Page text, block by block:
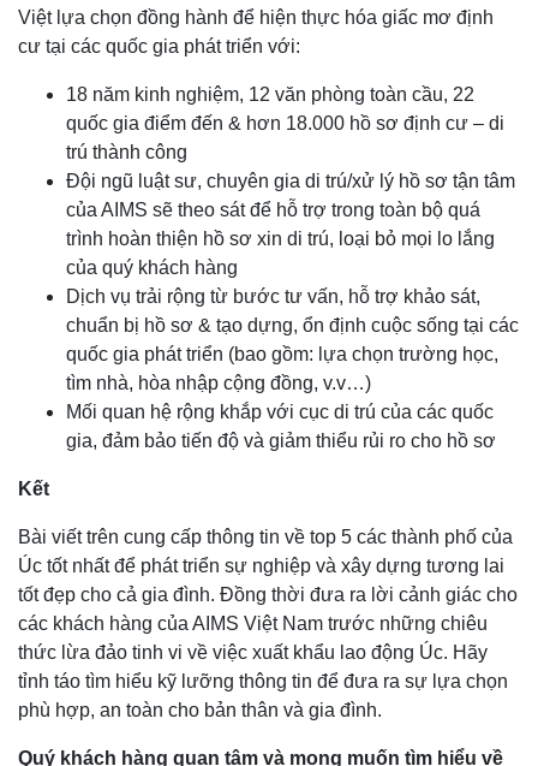
Việt lựa chọn đồng hành để hiện thực hóa giấc mơ định
cư tại các quốc gia phát triển với:
18 năm kinh nghiệm, 12 văn phòng toàn cầu, 22
quốc gia điểm đến & hơn 18.000 hồ sơ định cư – di
trú thành công
Đội ngũ luật sư, chuyên gia di trú/xử lý hồ sơ tận tâm
của AIMS sẽ theo sát để hỗ trợ trong toàn bộ quá
trình hoàn thiện hồ sơ xin di trú, loại bỏ mọi lo lắng
của quý khách hàng
Dịch vụ trải rộng từ bước tư vấn, hỗ trợ khảo sát,
chuẩn bị hồ sơ & tạo dựng, ổn định cuộc sống tại các
quốc gia phát triển (bao gồm: lựa chọn trường học,
tìm nhà, hòa nhập cộng đồng, v.v…)
Mối quan hệ rộng khắp với cục di trú của các quốc
gia, đảm bảo tiến độ và giảm thiểu rủi ro cho hồ sơ
Kết
Bài viết trên cung cấp thông tin về top 5 các thành phố của
Úc tốt nhất để phát triển sự nghiệp và xây dựng tương lai
tốt đẹp cho cả gia đình. Đồng thời đưa ra lời cảnh giác cho
các khách hàng của AIMS Việt Nam trước những chiêu
thức lừa đảo tinh vi về việc xuất khẩu lao động Úc. Hãy
tỉnh táo tìm hiểu kỹ lưỡng thông tin để đưa ra sự lựa chọn
phù hợp, an toàn cho bản thân và gia đình.
Quý khách hàng quan tâm và mong muốn tìm hiểu về